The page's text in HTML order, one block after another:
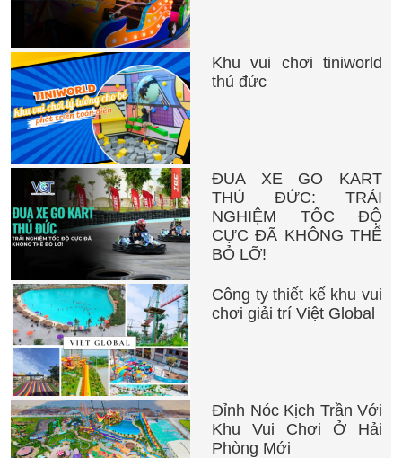
Khu vui chơi tiniworld
thủ đức
ĐUA XE GO KART
THỦ ĐỨC: TRẢI
NGHIỆM TỐC ĐỘ
CỰC ĐÃ KHÔNG THỂ
BỎ LỠ!
Công ty thiết kế khu vui
chơi giải trí Việt Global
Đỉnh Nóc Kịch Trần Với
Khu Vui Chơi Ở Hải
Phòng Mới